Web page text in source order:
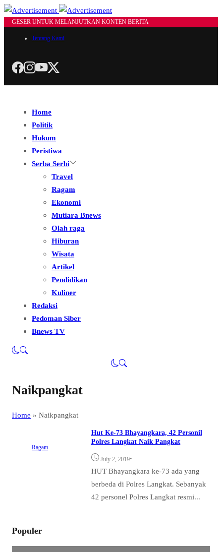
GESER UNTUK MELANJUTKAN KONTEN BERITA
Tentang Kami
Home
Politik
Hukum
Peristiwa
Serba Serbi
Travel
Ragam
Ekonomi
Mutiara Bnews
Olah raga
Hiburan
Wisata
Artikel
Pendidikan
Kuliner
Redaksi
Pedoman Siber
Bnews TV
Naikpangkat
Home » Naikpangkat
Ragam
Hut Ke-73 Bhayangkara, 42 Personil
Polres Langkat Naik Pangkat
July 2, 2019•
HUT Bhayangkara ke-73 ada yang
berbeda di Polres Langkat. Sebanyak
42 personel Polres Langkat resmi...
Populer